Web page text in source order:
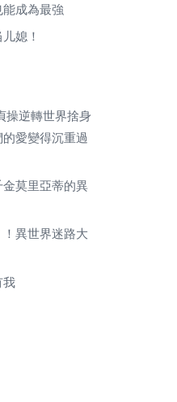
成為最強
媳！
操逆轉世界捨身
愛變得沉重過
莫里亞蒂的異
異世界迷路大
我